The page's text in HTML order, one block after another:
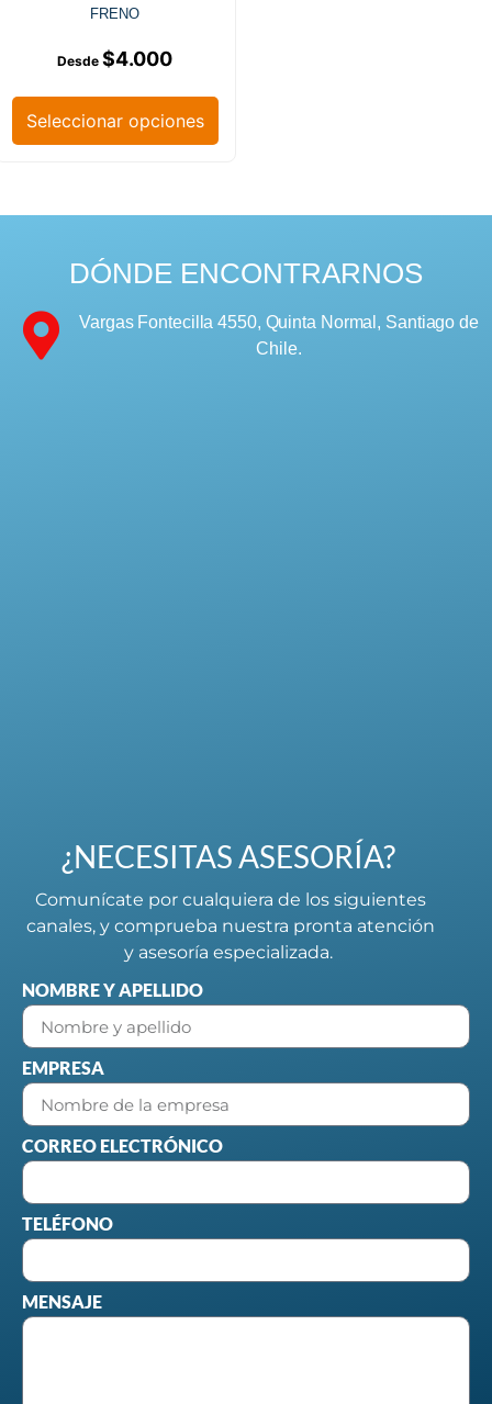
FRENO
$4.000
Seleccionar opciones
DÓNDE ENCONTRARNOS
Vargas Fontecilla 4550, Quinta Normal, Santiago de
Chile.
¿NECESITAS ASESORÍA?
Comunícate por cualquiera de los siguientes
canales, y comprueba nuestra pronta atención
y asesoría especializada.
NOMBRE Y APELLIDO
EMPRESA
CORREO ELECTRÓNICO
TELÉFONO
MENSAJE